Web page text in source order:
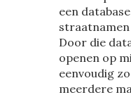
een
Door die
openen op
eenvoudig
meerdere